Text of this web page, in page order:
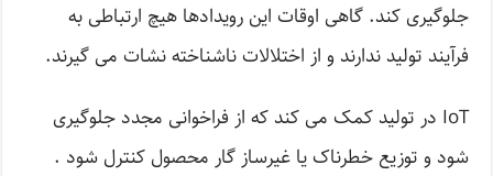
جلوگیری کند. گاهی اوقات این رویدادها هیچ ارتباطی به
فرآیند تولید ندارند و از اختلالات ناشناخته نشات می گیرند.
IoT در تولید کمک می کند که از فراخوانی مجدد جلوگیری
شود و توزیع خطرناک یا غیرساز گار محصول کنترل شود .